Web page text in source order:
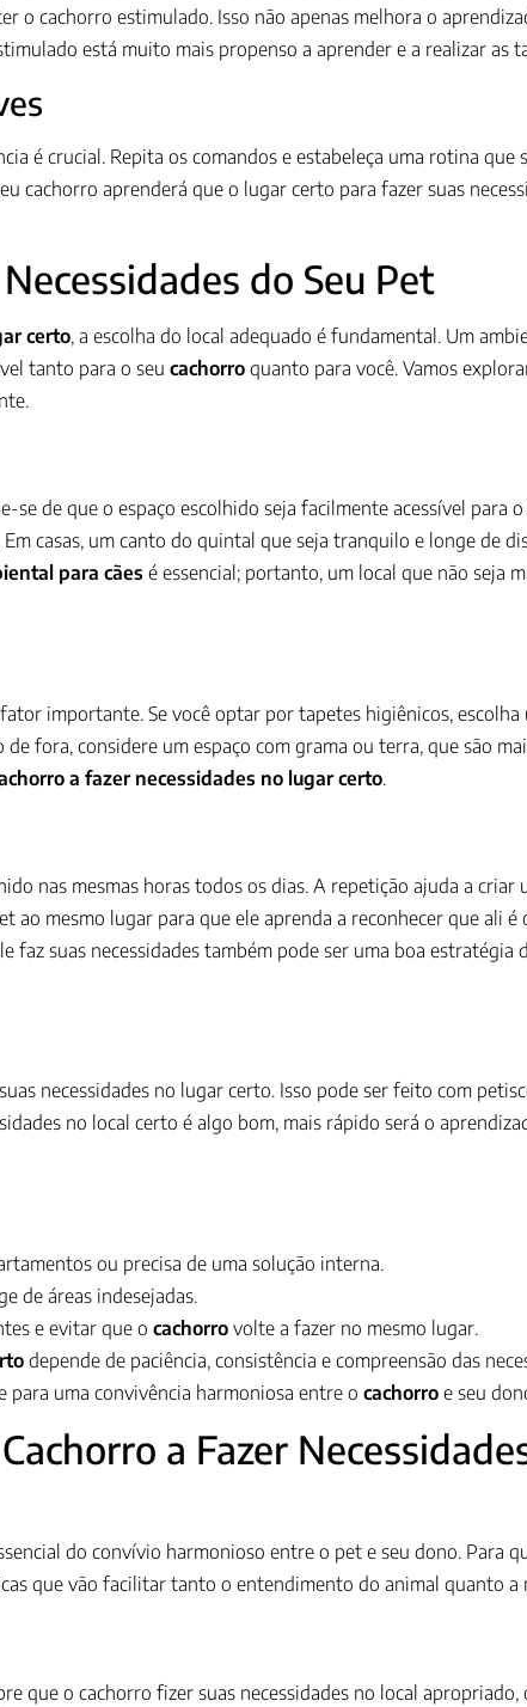
o cachorro estimulado. Isso não apenas melhora o
está muito mais propenso a aprender e a realizar as
é crucial. Repita os comandos e estabeleça uma rotina que
cachorro aprenderá que o lugar certo para fazer suas
do Seu Pet
certo, a escolha do local adequado é fundamental. Um
tanto para o seu cachorro quanto para você. Vamos
de que o espaço escolhido seja facilmente acessível para
casas, um canto do quintal que seja tranquilo e longe de
para cães é essencial; portanto, um local que não seja
importante. Se você optar por tapetes higiênicos,
fora, considere um espaço com grama ou terra, que são
a fazer necessidades no lugar certo.
nas mesmas horas todos os dias. A repetição ajuda a criar
ao mesmo lugar para que ele aprenda a reconhecer que ali
faz suas necessidades também pode ser uma boa estratégia
necessidades no lugar certo. Isso pode ser feito com
no local certo é algo bom, mais rápido será o
ou precisa de uma solução interna.
de áreas indesejadas.
e evitar que o cachorro volte a fazer no mesmo lugar.
depende de paciência, consistência e compreensão das
para uma convivência harmoniosa entre o cachorro e seu
a Fazer
do convívio harmonioso entre o pet e seu dono. Para
que vão facilitar tanto o entendimento do animal quanto a
que o cachorro fizer suas necessidades no local